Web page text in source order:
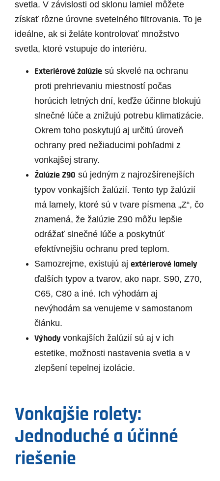
svetla. V závislosti od sklonu lamiel môžete
získať rôzne úrovne svetelného filtrovania. To je
ideálne, ak si želáte kontrolovať množstvo
svetla, ktoré vstupuje do interiéru.
Exteriérové žalúzie sú skvelé na ochranu
proti prehrievaniu miestností počas
horúcich letných dní, keďže účinne blokujú
slnečné lúče a znižujú potrebu klimatizácie.
Okrem toho poskytujú aj určitú úroveň
ochrany pred nežiaducimi pohľadmi z
vonkajšej strany.
Žalúzie Z90 sú jedným z najrozšírenejších
typov vonkajších žalúzií. Tento typ žalúzií
má lamely, ktoré sú v tvare písmena „Z“, čo
znamená, že žalúzie Z90 môžu lepšie
odrážať slnečné lúče a poskytnúť
efektívnejšiu ochranu pred teplom.
Samozrejme, existujú aj extérierové lamely
ďalších typov a tvarov, ako napr. S90, Z70,
C65, C80 a iné. Ich výhodám aj
nevýhodám sa venujeme v samostanom
článku.
Výhody vonkajších žalúzií sú aj v ich
estetike, možnosti nastavenia svetla a v
zlepšení tepelnej izolácie.
Vonkajšie rolety:
Jednoduché a účinné
riešenie